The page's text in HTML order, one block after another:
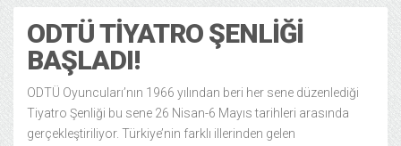
ODTÜ TIYATRO ŞENLIĞI
BAŞLADI!
ODTÜ Oyuncuları’nın 1966 yılından beri her sene düzenlediği
Tiyatro Şenliği bu sene 26 Nisan-6 Mayıs tarihleri arasında
gerçekleştiriliyor. Türkiye’nin farklı illerinden gelen